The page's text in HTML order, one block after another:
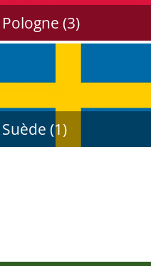
Pologne (3)
Suède (1)